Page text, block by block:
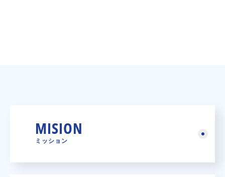
MISION
ミッション